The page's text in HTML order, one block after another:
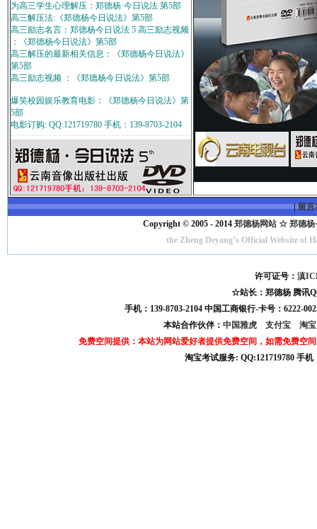
为高三学生心理解压：郑德杨·今日说法 第5部
高三解压法:《郑德杨今日说法》第5部
高三励志名言：郑德杨今日说法 5 高三励志视频
：《郑德杨今日说法》第5部
高三解压的最新相关信息：《郑德杨今日说法》
第5部
高三励志视频 ：《郑德杨今日说法》第5部
爆笑校园娱乐教育电影：《郑德杨今日说法》第
5部
电影订购: QQ:121719780 手机：139-8703-2104
|留言
Copyright © 2005 - 2014 郑德杨网站 ☆ 郑德杨
the Zheng Deyang’s Official Website
许可证号：滇
☆站长：郑德杨 腾讯
手机：139-8703-2104 中国工商银行-卡号：6222-
本站合作伙伴： 中国雅虎 支付宝
淘
免费空间提供：本站为网站爱好者提供免费空间，如需免费空
淘宝考试服务: QQ:121719780 手